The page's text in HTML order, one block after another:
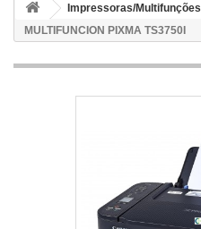
Impressoras/Multifunções
MULTIFUNCION PIXMA TS3750I